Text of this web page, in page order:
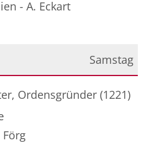
- A. Eckart
Samstag
Ordensgründer (1221)